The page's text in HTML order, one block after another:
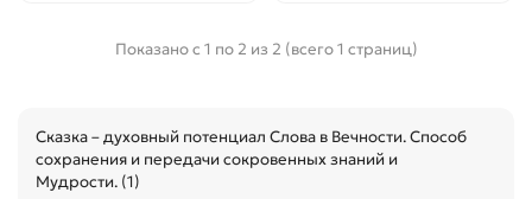
Показано с 1 по 2 из 2 (всего 1 страниц)
Сказка – духовный потенциал Слова в Вечности. Способ
сохранения и передачи сокровенных знаний и
Мудрости. (1)